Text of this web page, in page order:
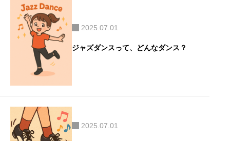
2025.07.01
ジャズダンスって、どんなダンス？
2025.07.01